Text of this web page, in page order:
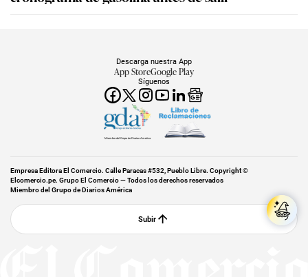
Síguenos
Descarga nuestra App
App StoreGoogle Play
Miembro del Grupo de Diarios América
Empresa Editora El Comercio. Calle Paracas #532, Pueblo Libre. Copyright ©
Elcomercio.pe. Grupo El Comercio — Todos los derechos reservados
Miembro del Grupo de Diarios América
Subir